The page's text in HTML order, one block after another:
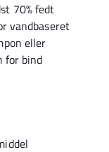
70% fedt
vandbaseret
eller
for bind